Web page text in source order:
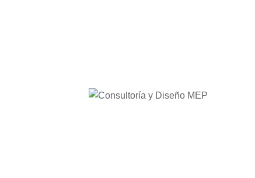
Consultoría y Diseño MEP